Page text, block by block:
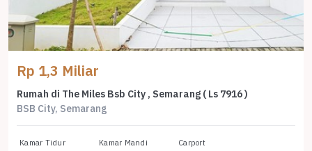
Rp 1,3 Miliar
Rumah di The Miles Bsb City , Semarang ( Ls 7916 )
BSB City, Semarang
Kamar Tidur Kamar Mandi Carport